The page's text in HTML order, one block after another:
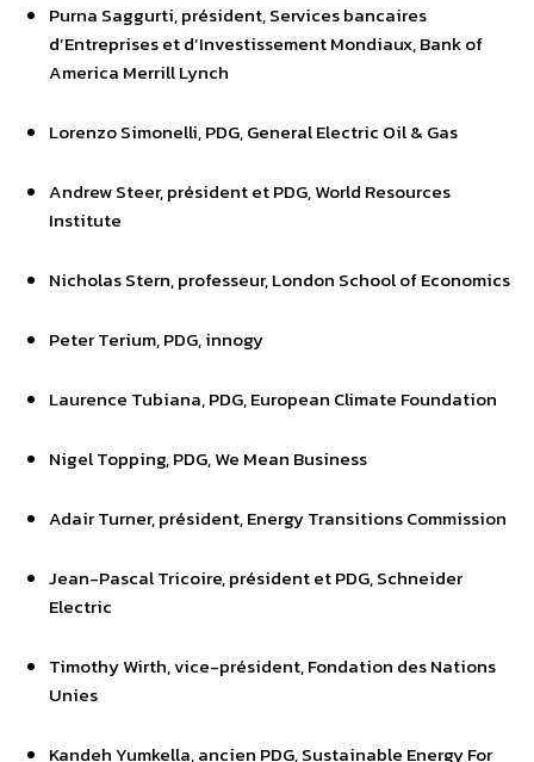
Purna Saggurti, président, Services bancaires
d’Entreprises et d’Investissement Mondiaux, Bank of
America Merrill Lynch
Lorenzo Simonelli, PDG, General Electric Oil & Gas
Andrew Steer, président et PDG, World Resources
Institute
Nicholas Stern, professeur, London School of Economics
Peter Terium, PDG, innogy
Laurence Tubiana, PDG, European Climate Foundation
Nigel Topping, PDG, We Mean Business
Adair Turner, président, Energy Transitions Commission
Jean-Pascal Tricoire, président et PDG, Schneider
Electric
Timothy Wirth, vice-président, Fondation des Nations
Unies
Kandeh Yumkella, ancien PDG, Sustainable Energy For